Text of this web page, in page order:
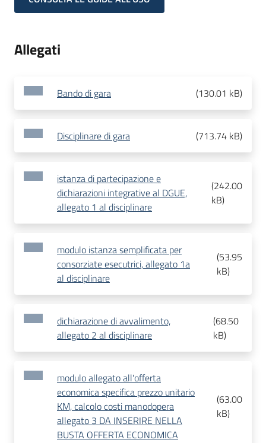
Allegati
Bando di gara (130.01 kB)
Disciplinare di gara (713.74 kB)
istanza di partecipazione e
dichiarazioni integrative al DGUE,
allegato 1 al disciplinare
(242.00
kB)
modulo istanza semplificata per
consorziate esecutrici, allegato 1a
al disciplinare
(53.95
kB)
dichiarazione di avvalimento,
allegato 2 al disciplinare
(68.50
kB)
modulo allegato all'offerta
economica specifica prezzo unitario
KM, calcolo costi manodopera
allegato 3 DA INSERIRE NELLA
BUSTA OFFERTA ECONOMICA
(63.00
kB)